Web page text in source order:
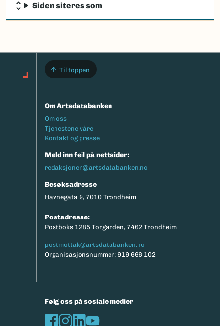
Siden siteres som
Til toppen
Om Artsdatabanken
Footermeny
Om oss
Tjenestene våre
Kontakt og presse
Meld inn feil på nettsider:
redaksjonen@artsdatabanken.no
Besøksadresse
Havnegata 9, 7010 Trondheim
Postadresse:
Postboks 1285 Torgarden, 7462 Trondheim
postmottak@artsdatabanken.no
Organisasjonsnummer: 919 666 102
Følg oss på sosiale medier